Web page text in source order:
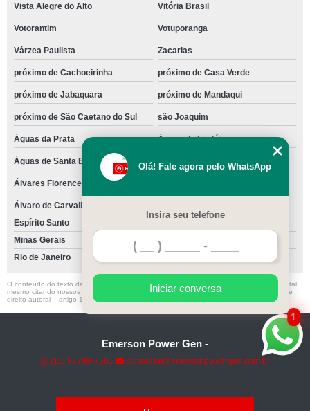
Vista Alegre do Alto Vitória Brasil
Votorantim Votuporanga
Várzea Paulista Zacarias
próximo de Cachoeirinha próximo de Casa Verde
próximo de Jabaquara próximo de Mandaqui
próximo de São Caetano do Sul são Joaquim
Águas da Prata Águas de Lindóia
Águas de Santa Bárbara Águas de São Pedro
Álvares Florence
Álvaro de Carvalho
Espírito Santo
Minas Gerais
Rio de Janeiro
O conteúdo do texto desta página é de direito reservado. Sua reprodução, parcial ou total,
mesmo citando nossos links, é proibida sem a autorização do autor. Crime de violação de
direito autoral – artigo 184 do Código Penal –
Emerson Power Gen -
(11) 97798-7561 comercial@emersonpowergen.com.br
1
Olá! Fale agora pelo WhatsApp
Insira seu telefone
Iniciar conversa